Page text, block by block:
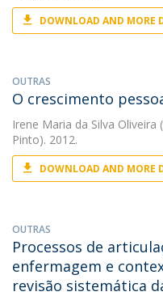
DOWNLOAD AND MORE
OUTRAS
O crescimento
Irene Maria da Silva Oliveira
Pinto). 2012.
DOWNLOAD AND MORE
OUTRAS
Processos de
enfermagem e
revisão sistemática